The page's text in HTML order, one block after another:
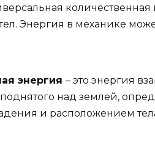
Энергия в механике
энергия – это энергия
над землей,
и расположением